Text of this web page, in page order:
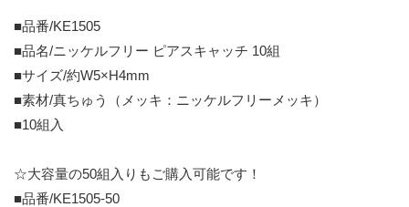
■品番/KE1505
■品名/ニッケルフリー ピアスキャッチ 10組
■サイズ/約W5×H4mm
■素材/真ちゅう（メッキ：ニッケルフリーメッキ）
■10組入
☆大容量の50組入りもご購入可能です！
■品番/KE1505-50